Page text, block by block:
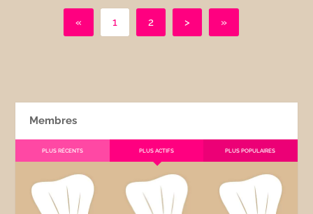
« 1 2 > »
Membres
PLUS RÉCENTS PLUS ACTIFS PLUS POPULAIRES